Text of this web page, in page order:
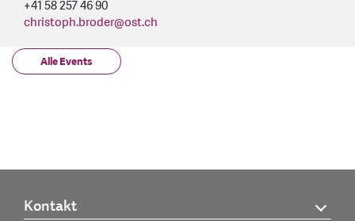
+41 58 257 46 90
christoph.broder@ost.ch
Alle Events
Kontakt